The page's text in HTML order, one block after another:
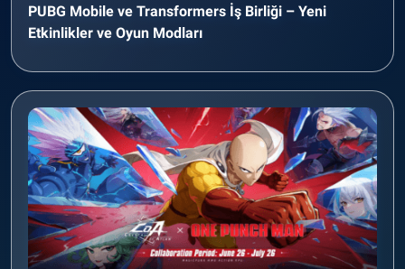
PUBG Mobile ve Transformers İş Birliği – Yeni
Etkinlikler ve Oyun Modları